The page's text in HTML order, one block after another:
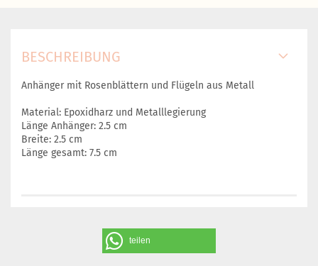
BESCHREIBUNG
Anhänger mit Rosenblättern und Flügeln aus Metall
Material: Epoxidharz und Metalllegierung
Länge Anhänger: 2.5 cm
Breite: 2.5 cm
Länge gesamt: 7.5 cm
teilen